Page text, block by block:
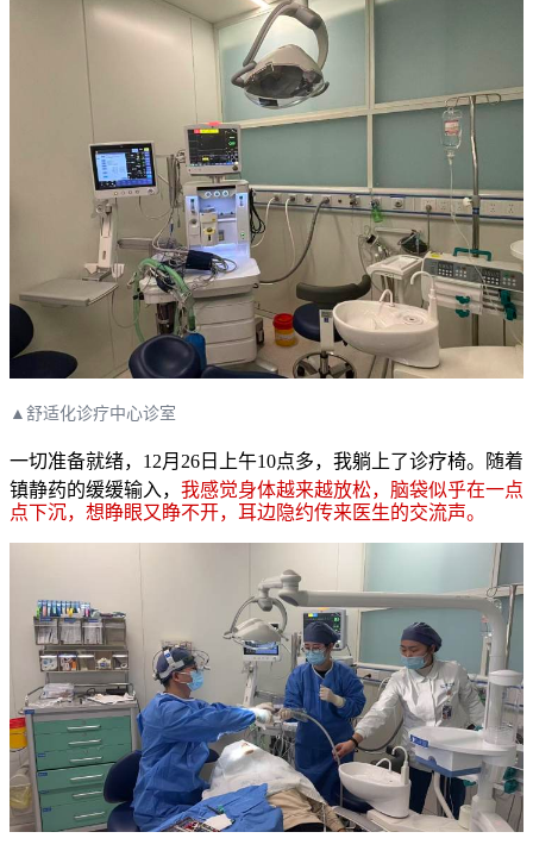
▲舒适化诊疗中心诊室
一切准备就绪，12月26日上午10点多，我躺上了诊疗椅。随着
镇静药的缓缓输入， 我感觉身体越来越放松，脑袋似乎在一点
点下沉，想睁眼又睁不开，耳边隐约传来医生的交流声。